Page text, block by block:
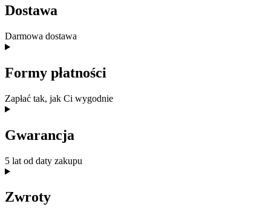
Dostawa
Darmowa dostawa
Formy płatności
Zapłać tak, jak Ci wygodnie
Gwarancja
5 lat od daty zakupu
Zwroty